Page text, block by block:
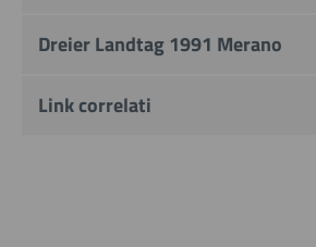
Dreier Landtag 1991 Merano
Link correlati